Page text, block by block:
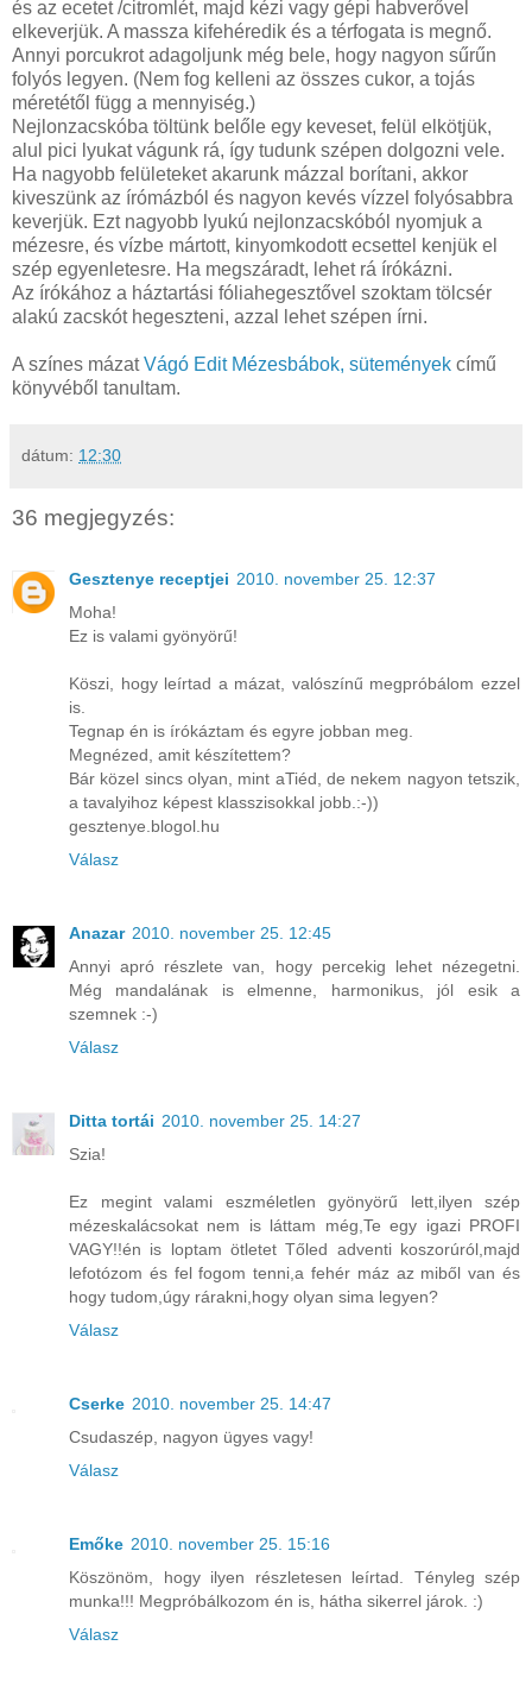
és az ecetet /citromlét, majd kézi vagy gépi habverővel
elkeverjük. A massza kifehéredik és a térfogata is megnő.
Annyi porcukrot adagoljunk még bele, hogy nagyon sűrűn
folyós legyen. (Nem fog kelleni az összes cukor, a tojás
méretétől függ a mennyiség.)
Nejlonzacskóba töltünk belőle egy keveset, felül elkötjük,
alul pici lyukat vágunk rá, így tudunk szépen dolgozni vele.
Ha nagyobb felületeket akarunk mázzal borítani, akkor
kiveszünk az írómázból és nagyon kevés vízzel folyósabbra
keverjük. Ezt nagyobb lyukú nejlonzacskóból nyomjuk a
mézesre, és vízbe mártott, kinyomkodott ecsettel kenjük el
szép egyenletesre. Ha megszáradt, lehet rá írókázni.
Az írókához a háztartási fóliahegesztővel szoktam tölcsér
alakú zacskót hegeszteni, azzal lehet szépen írni.
A színes mázatVágó Edit Mézesbábok, sütemények című
könyvéből tanultam.
dátum: 12:30
36 megjegyzés:
Gesztenye receptjei 2010. november 25. 12:37
Moha!
Ez is valami gyönyörű!
Köszi, hogy leírtad a mázat, valószínű megpróbálom ezzel
is.
Tegnap én is írókáztam és egyre jobban meg.
Megnézed, amit készítettem?
Bár közel sincs olyan, mint aTiéd, de nekem nagyon tetszik,
a tavalyihoz képest klasszisokkal jobb.:-))
gesztenye.blogol.hu
Válasz
Anazar 2010. november 25. 12:45
Annyi apró részlete van, hogy percekig lehet nézegetni.
Még mandalának is elmenne, harmonikus, jól esik a
szemnek :-)
Válasz
Ditta tortái 2010. november 25. 14:27
Szia!
Ez megint valami eszméletlen gyönyörű lett,ilyen szép
mézeskalácsokat nem is láttam még,Te egy igazi PROFI
VAGY!!én is loptam ötletet Tőled adventi koszorúról,majd
lefotózom és fel fogom tenni,a fehér máz az miből van és
hogy tudom,úgy rárakni,hogy olyan sima legyen?
Válasz
Cserke 2010. november 25. 14:47
Csudaszép, nagyon ügyes vagy!
Válasz
Emőke 2010. november 25. 15:16
Köszönöm, hogy ilyen részletesen leírtad. Tényleg szép
munka!!! Megpróbálkozom én is, hátha sikerrel járok. :)
Válasz